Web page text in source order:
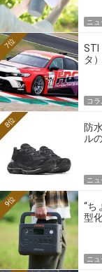
ニュ
STI
タ
7位
コラ
防
ル
8位
ニュ
“ち
型
9位
ニュ